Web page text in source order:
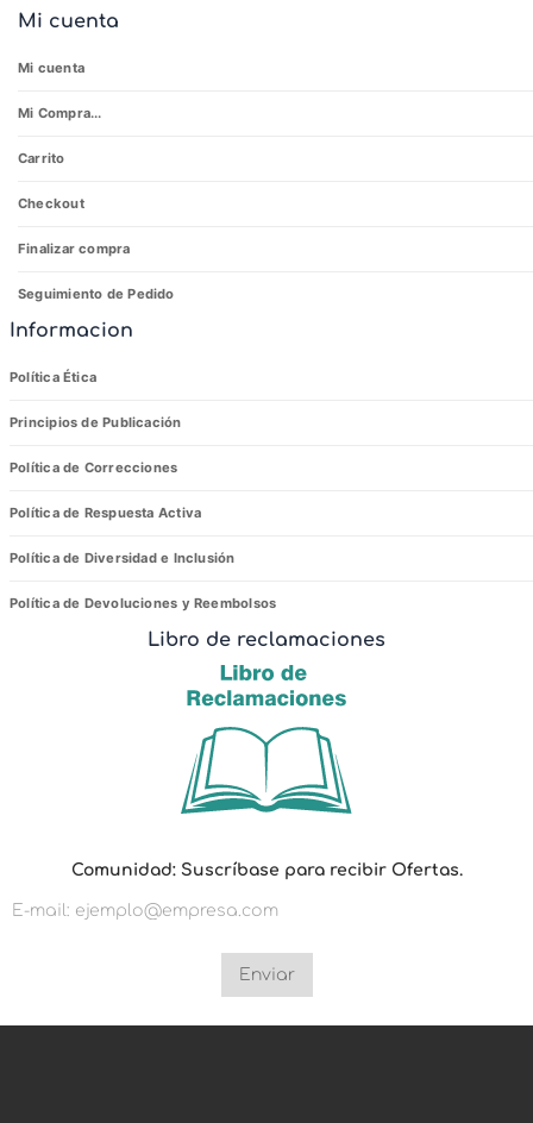
Mi cuenta
Mi cuenta
Mi Compra...
Carrito
Checkout
Finalizar compra
Seguimiento de Pedido
Informacion
Política Ética
Principios de Publicación
Política de Correcciones
Política de Respuesta Activa
Política de Diversidad e Inclusión
Política de Devoluciones y Reembolsos
Libro de reclamaciones
o
u
i
d
a
Comunidad: Suscríbase para recibir Ofertas.
Enviar